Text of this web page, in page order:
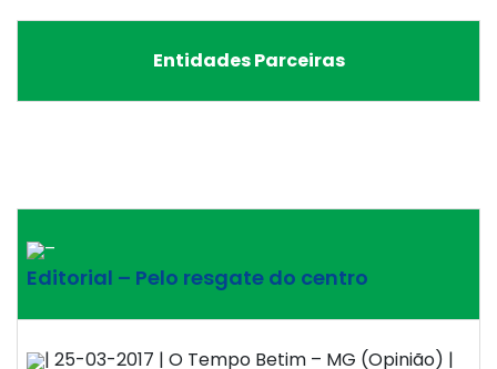
Entidades Parceiras
–
Editorial – Pelo resgate do centro
| 25-03-2017 | O Tempo Betim – MG (Opinião) |